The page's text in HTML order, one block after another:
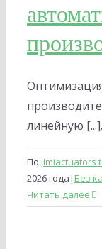
линейную
По jimiactuators
2026 года| Без
Читать далее